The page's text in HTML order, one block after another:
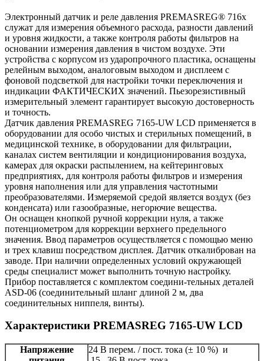
Электронный датчик и реле давления PREMASREG® 716x
служат для измерения объемного расхода, разности давлений
и уровня жидкости, а также контроля работы фильтров на
основании измерения давления в чистом воздухе. Эти
устройства с корпусом из ударопрочного пластика, оснащены
релейным выходом, аналоговым выходом и дисплеем с
фоновой подсветкой для настройки точки переключения и
индикации ФАКТИЧЕСКИХ значений. Пьезорезистивный
измерительный элемент гарантирует высокую достоверность
и точность.
Датчик давления PREMASREG 7165-UW LCD применяется в
оборудовании для особо чистых и стерильных помещений, в
медицинской технике, в оборудовании для фильтрации,
каналах систем вентиляции и кондиционирования воздуха,
камерах для окраски распылением, на кейтеринговых
предприятиях, для контроля работы фильтров и измерения
уровня наполнения или для управления частотными
преобразователями. Измеряемой средой является воздух (без
конденсата) или газообразные, негорючие вещества.
Он оснащен кнопкой ручной коррекции нуля, а также
потенциометром для коррекции верхнего предельного
значения. Ввод параметров осуществляется с помощью меню
и трех клавиш посредством дисплея. Датчик откалиброван на
заводе. При наличии определенных условий окружающей
среды специалист может выполнить точную настройку.
Прибор поставляется с комплектом соедини-тельных деталей
ASD-06 (соединительный шланг длиной 2 м, два
соединительных ниппеля, винты).
Характеристики PREMASREG 7165-UW LCD
Напряжение
24 В перем. / пост. тока (± 10 %) и